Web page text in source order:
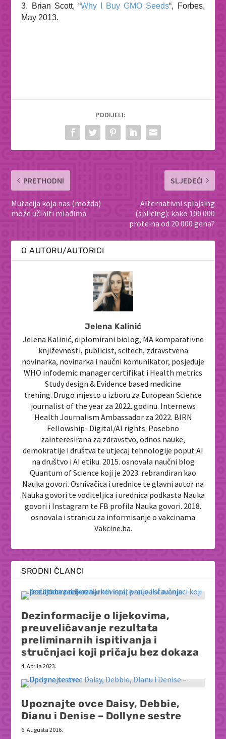
3. Brian Scott, “Why I Buy GMO Seeds“, Forbes,
May 2013.
GMO
PODIJELI:
PRETHODNI
Mutacija koja nas (možda)
može učiniti mlađima
SLJEDEĆI
Alternativni splajsing
(splicing): kako 100 000
proteina od 20 000 gena?
O AUTORU/AUTORICI
Jelena Kalinić
Jelena Kalinić, diplomirani biolog, MA komparativne
književnosti, publicist, scitech, zdravstvena
novinarka, novinarka i naučni komunikator, posjeduje
WHO infodemic manager certifikat i Health metrics
Study design & Evidence based medicine
trening. Drugo mjesto u izboru za European Science
journalist of the year za 2022. godinu. Internews
Health Journalism Ambassador za 2022. BIRN
Fellowship- Digital/AI rights. Posebno
zainteresirana za zdravstvo, odnos nauke,
demokratije i društva te utjecaj tehnologije poput AI
na društvo i AI etiku. 2015. osnovala naučni blog
Quantum of Science koji je 2023. rebrandiran kao
Nauka govori. Osnivačica i urednice te glavni autor na
Nauka govori te voditeljica i urednica podkasta Nauka
govori i Instagram te FB profila Nauka govori. 2018.
osnovala i stranicu za informisanje o vakcinama
Vakcine.ba.
SRODNI ČLANCI
Dezinformacije o lijekovima,
preuveličavanje rezultata
preliminarnih ispitivanja i
stručnjaci koji pričaju bez dokaza
4. Aprila 2023.
Upoznajte ovce Daisy, Debbie,
Dianu i Denise – Dollyne sestre
6. Augusta 2016.